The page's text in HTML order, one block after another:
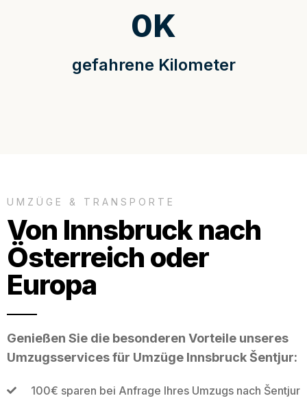
gefahrene Kilometer
0K
UMZÜGE & TRANSPORTE
Von Innsbruck nach
Österreich oder
Europa
Genießen Sie die besonderen Vorteile unseres
Umzugsservices für Umzüge Innsbruck Šentjur:
100€ sparen bei Anfrage Ihres Umzugs nach Šentjur